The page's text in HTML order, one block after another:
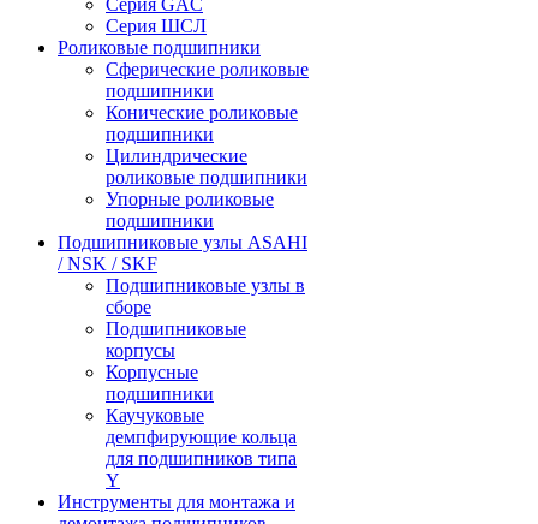
Серия GAC
Cерия ШСЛ
Роликовые подшипники
Сферические роликовые
подшипники
Конические роликовые
подшипники
Цилиндрические
роликовые подшипники
Упорные роликовые
подшипники
Подшипниковые узлы ASAHI
/ NSK / SKF
Подшипниковые узлы в
сборе
Подшипниковые
корпусы
Корпусные
подшипники
Каучуковые
демпфирующие кольца
для подшипников типа
Y
Инструменты для монтажа и